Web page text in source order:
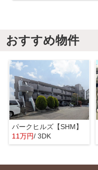
おすすめ物件
パークヒルズ【SHM】
11万円/ 3DK